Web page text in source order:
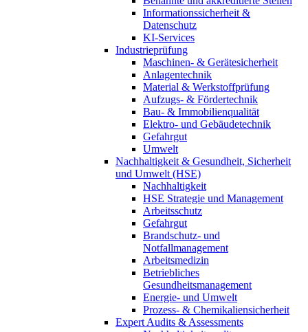
Informationssicherheit &
Datenschutz
KI-Services
Industrieprüfung
Maschinen- & Gerätesicherheit
Anlagentechnik
Material & Werkstoffprüfung
Aufzugs- & Fördertechnik
Bau- & Immobilienqualität
Elektro- und Gebäudetechnik
Gefahrgut
Umwelt
Nachhaltigkeit & Gesundheit, Sicherheit
und Umwelt (HSE)
Nachhaltigkeit
HSE Strategie und Management
Arbeitsschutz
Gefahrgut
Brandschutz- und
Notfallmanagement
Arbeitsmedizin
Betriebliches
Gesundheitsmanagement
Energie- und Umwelt
Prozess- & Chemikaliensicherheit
Expert Audits & Assessments